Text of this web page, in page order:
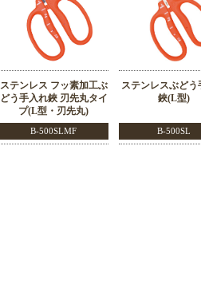
ステンレス フッ素加工ぶ
どう手入れ鋏 刃先丸タイ
プ(L型・刃先丸)
B-500SLMF
ステンレスぶどう
鋏(L型)
B-500SL